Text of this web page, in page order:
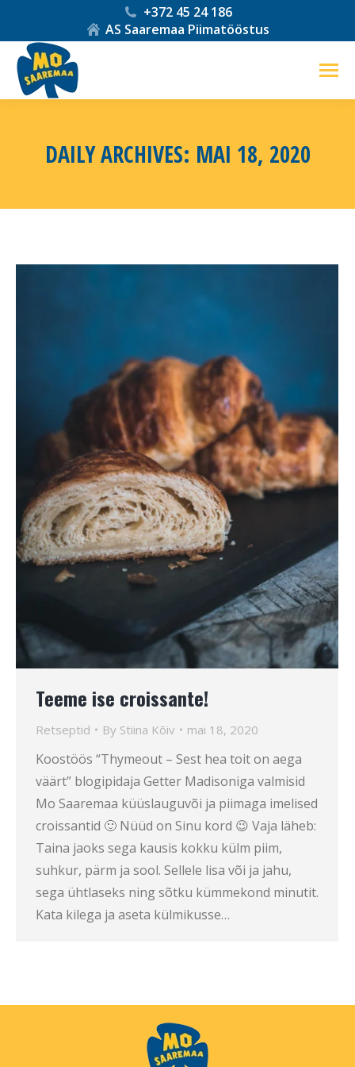
+372 45 24 186
AS Saaremaa Piimatööstus
DAILY ARCHIVES: MAI 18, 2020
Teeme ise croissante!
Retseptid By Stiina Kõiv mai 18, 2020
Koostöös “Thymeout – Sest hea toit on aega
väärt” blogipidaja Getter Madisoniga valmisid
Mo Saaremaa küüslauguvõi ja piimaga imelised
croissantid 🙂 Nüüd on Sinu kord 😉 Vaja läheb:
Taina jaoks sega kausis kokku külm piim,
suhkur, pärm ja sool. Sellele lisa või ja jahu,
sega ühtlaseks ning sõtku kümmekond minutit.
Kata kilega ja aseta külmikusse…